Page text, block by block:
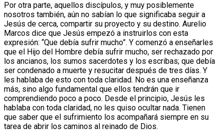
Por otra parte, aquellos discípulos, y muy posiblemente
nosotros también, aún no sabían lo que significaba seguir a
Jesús de cerca, compartir su proyecto y su destino. Aurelio
Marcos dice que Jesús empezó a instruirlos con esta
expresión: “Que debía sufrir mucho”. Y comenzó a enseñarles
que el Hijo del Hombre debía sufrir mucho, ser rechazado por
los ancianos, los sumos sacerdotes y los escribas; que debía
ser condenado a muerte y resucitar después de tres días. Y
les hablaba de esto con toda claridad. No es una enseñanza
más, sino algo fundamental que ellos tendrán que ir
comprendiendo poco a poco. Desde el principio, Jesús les
hablaba con toda claridad, no les quiso ocultar nada. Tienen
que saber que el sufrimiento los acompañará siempre en su
tarea de abrir los caminos al reinado de Dios.